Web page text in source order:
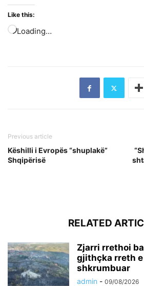
Like this:
Loading…
Previous article
Këshilli i Evropës “shuplakë”
Shqipërisë
RELATED
Zjarri rrethoi
gjithçka rreth
shkrumbuar
admin - 09/08/2026